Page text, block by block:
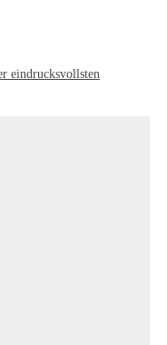
eindrucksvollsten